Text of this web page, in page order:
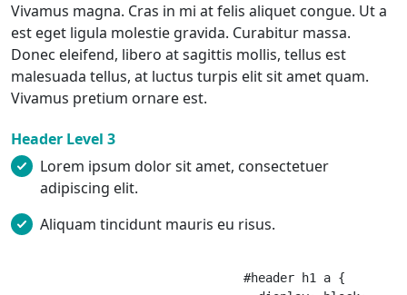
Vivamus magna. Cras in mi at felis aliquet congue. Ut a
est eget ligula molestie gravida. Curabitur massa.
Donec eleifend, libero at sagittis mollis, tellus est
malesuada tellus, at luctus turpis elit sit amet quam.
Vivamus pretium ornare est.
Header Level 3
Lorem ipsum dolor sit amet, consectetuer
adipiscing elit.
Aliquam tincidunt mauris eu risus.